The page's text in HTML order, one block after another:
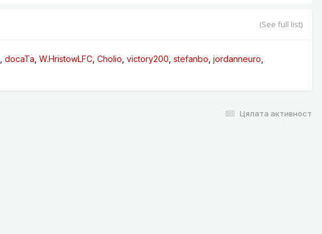
(See full list)
docaTa W.HristowLFC Cholio victory200 stefanbo jordanneuro
Цялата активност